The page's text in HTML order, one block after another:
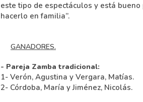
este tipo de espectáculos y está
hacerlo en familia”.
GANADORES.
- Pareja Zamba tradicional:
1- Verón, Agustina y Vergara, Matías.
2- Córdoba, María y Jiménez, Nicolás.